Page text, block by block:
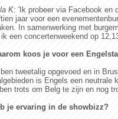
K: 'Ik probeer via Facebook en
jaar voor een
In samenwerking met
een concertenweekend op
koos je voor een
tweetalig opgevoed en in
is Engels een neutrale
trots om Belg te zijn en nog
je ervaring in de showbizz?